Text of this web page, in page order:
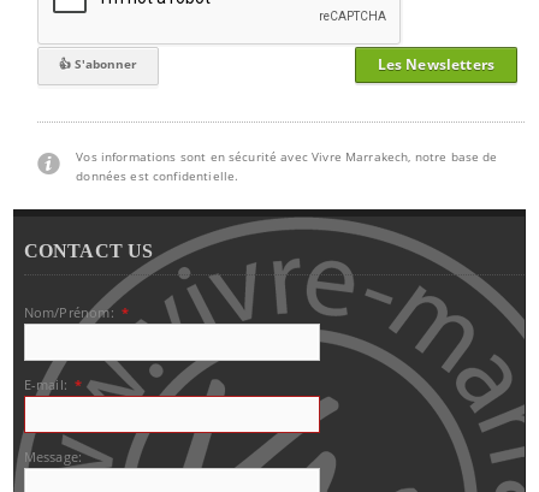
Les Newsletters
Vos informations sont en sécurité avec Vivre Marrakech, notre base de
données est confidentielle.
CONTACT US
Nom/Prénom: *
E-mail: *
Message: